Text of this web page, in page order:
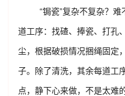
“锔瓷”复杂不复杂？
道工序：找碴、捧瓷、打孔
尘，根据破损情况捆绳固定
子。除了清洗，其余每道工
点，静下心来做，不是太难的